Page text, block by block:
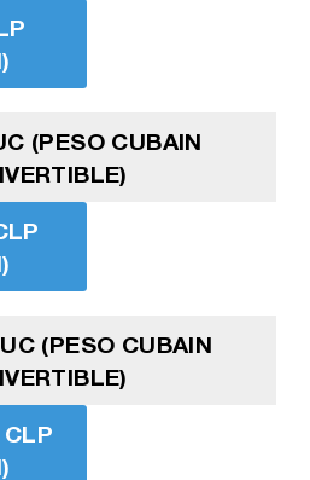
(PESO CUBAIN
(PESO CUBAIN